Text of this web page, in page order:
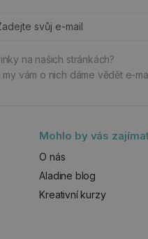
na našich stránkách?
vám o nich dáme vědět e-
Mohlo by vás
O nás
Aladine blog
Kreativní kurzy